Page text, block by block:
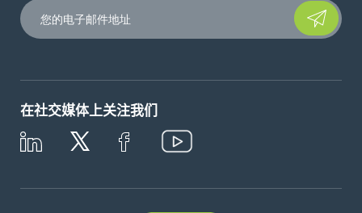
Please
在社交媒体上关注我们